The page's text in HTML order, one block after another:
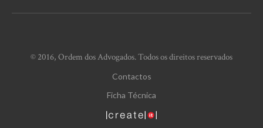
© 2016, Ordem dos Advogados. Todos os direitos reservados
Contactos
Ficha Técnica